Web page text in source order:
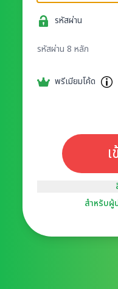
รหัสผ่าน
พรีเมียมโค้ด
สำหรับผู้